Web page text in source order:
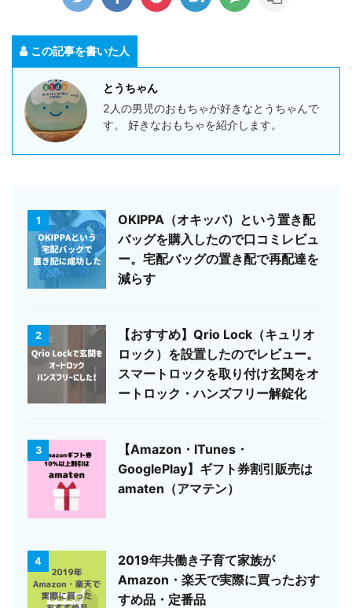
この記事を書いた人
とうちゃん
2人の男児のおもちゃが好きなとうちゃんで
す。 好きなおもちゃを紹介します。
1
OKIPPA（オキッパ）という置き配
バッグを購入したので口コミレビュ
ー。宅配バッグの置き配で再配達を
減らす
2
【おすすめ】Qrio Lock（キュリオ
ロック）を設置したのでレビュー。
スマートロックを取り付け玄関をオ
ートロック・ハンズフリー解錠化
3
【Amazon・ITunes・
GooglePlay】ギフト券割引販売は
amaten（アマテン）
4
2019年共働き子育て家族が
Amazon・楽天で実際に買ったおす
すめ品・定番品